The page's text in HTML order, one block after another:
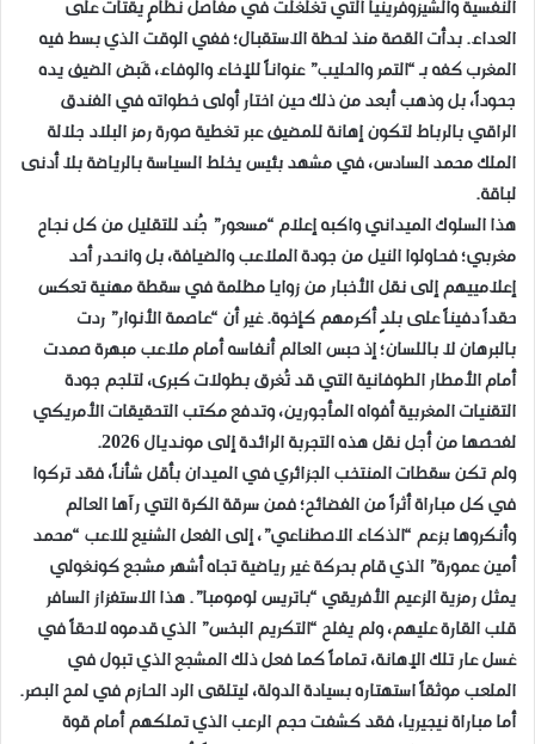
النفسية والشيزوفرينيا التي تغلغلت في مفاصل نظامٍ يقتات على
العداء. بدأت القصة منذ لحظة الاستقبال؛ ففي الوقت الذي بسط فيه
المغرب كفه بـ “التمر والحليب” عنواناً للإخاء والوفاء، قَبض الضيف يده
جحوداً، بل وذهب أبعد من ذلك حين اختار أولى خطواته في الفندق
الراقي بالرباط لتكون إهانة للمضيف عبر تغطية صورة رمز البلاد جلالة
الملك محمد السادس، في مشهد بئيس يخلط السياسة بالرياضة بلا أدنى
لباقة.
​هذا السلوك الميداني واكبه إعلام “مسعور” جُند للتقليل من كل نجاح
مغربي؛ فحاولوا النيل من جودة الملاعب والضيافة، بل وانحدر أحد
إعلامييهم إلى نقل الأخبار من زوايا مظلمة في سقطة مهنية تعكس
حقداً دفيناً على بلدٍ أكرمهم كإخوة. غير أن “عاصمة الأنوار” ردت
بالبرهان لا باللسان؛ إذ حبس العالم أنفاسه أمام ملاعب مبهرة صمدت
أمام الأمطار الطوفانية التي قد تُغرق بطولات كبرى، لتلجم جودة
التقنيات المغربية أفواه المأجورين، وتدفع مكتب التحقيقات الأمريكي
لفحصها من أجل نقل هذه التجربة الرائدة إلى مونديال 2026.
​ولم تكن سقطات المنتخب الجزائري في الميدان بأقل شأناً، فقد تركوا
في كل مباراة أثراً من الفضائح؛ فمن سرقة الكرة التي رآها العالم
وأنكروها بزعم “الذكاء الاصطناعي”، إلى الفعل الشنيع للاعب “محمد
أمين عمورة” الذي قام بحركة غير رياضية تجاه أشهر مشجع كونغولي
يمثل رمزية الزعيم الأفريقي “باتريس لومومبا”. هذا الاستفزاز السافر
قلب القارة عليهم، ولم يفلح “التكريم البخس” الذي قدموه لاحقاً في
غسل عار تلك الإهانة، تماماً كما فعل ذلك المشجع الذي تبول في
الملعب موثقاً استهتاره بسيادة الدولة، ليتلقى الرد الحازم في لمح البصر.
​أما مباراة نيجيريا، فقد كشفت حجم الرعب الذي تملكهم أمام قوة